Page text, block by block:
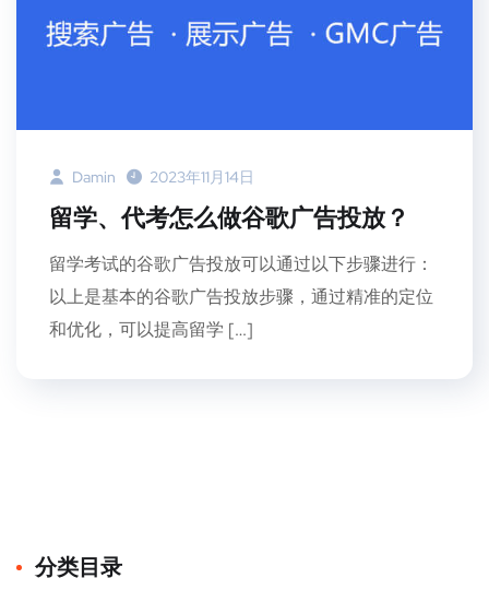
Damin 2023年11月14日
留学、代考怎么做谷歌广告投放？
留学考试的谷歌广告投放可以通过以下步骤进行：
以上是基本的谷歌广告投放步骤，通过精准的定位
和优化，可以提高留学 […]
分类目录